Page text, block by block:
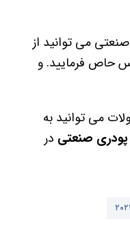
می توانید از
حاص فرمایید. و
می توانید به
پودری صنعتی در